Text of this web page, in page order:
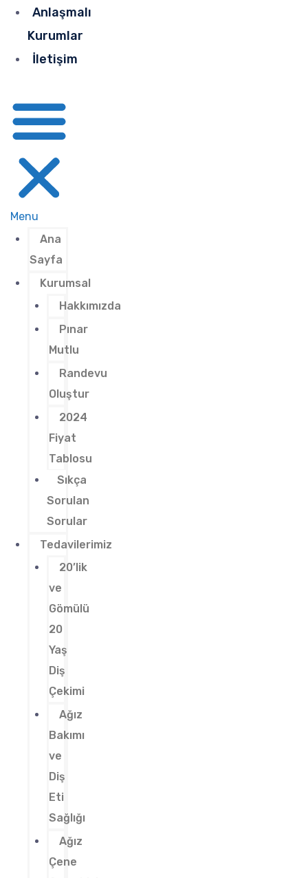
Anlaşmalı
Kurumlar
İletişim
Menu
Ana
Sayfa
Kurumsal
Hakkımızda
Pınar
Mutlu
Randevu
Oluştur
2024
Fiyat
Tablosu
Sıkça
Sorulan
Sorular
Tedavilerimiz
20’lik
ve
Gömülü
20
Yaş
Diş
Çekimi
Ağız
Bakımı
ve
Diş
Eti
Sağlığı
Ağız
Çene